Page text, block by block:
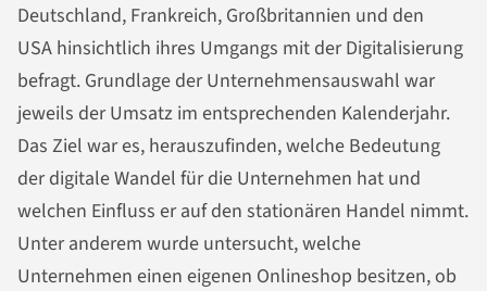
Deutschland, Frankreich, Großbritannien und den
USA hinsichtlich ihres Umgangs mit der Digitalisierung
befragt. Grundlage der Unternehmensauswahl war
jeweils der Umsatz im entsprechenden Kalenderjahr.
Das Ziel war es, herauszufinden, welche Bedeutung
der digitale Wandel für die Unternehmen hat und
welchen Einfluss er auf den stationären Handel nimmt.
Unter anderem wurde untersucht, welche
Unternehmen einen eigenen Onlineshop besitzen, ob